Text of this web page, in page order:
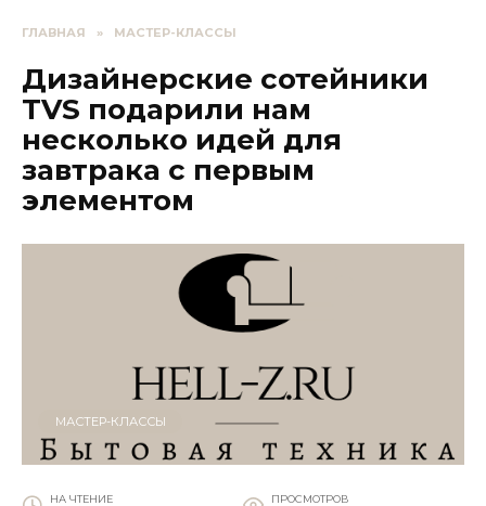
ГЛАВНАЯ » МАСТЕР-КЛАССЫ
Дизайнерские сотейники
TVS подарили нам
несколько идей для
завтрака с первым
элементом
МАСТЕР-КЛАССЫ
НА ЧТЕНИЕ ПРОСМОТРОВ